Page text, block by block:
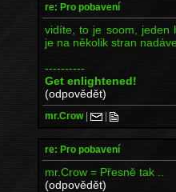
re: Pro pobavení
vidíte, to je soom, jeden
je na několik stran
----------
Get enlightened!
(odpovědět)
mr.Crow| |
re: Pro pobavení
mr.Crow = Přesně tak ..
(odpovědět)